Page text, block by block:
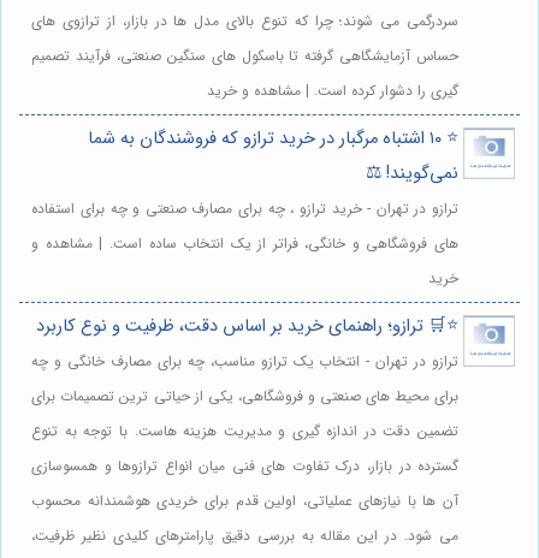
سردرگمی می شوند؛ چرا که تنوع بالای مدل ها در بازار، از ترازوی های
حساس آزمایشگاهی گرفته تا باسکول های سنگین صنعتی، فرآیند تصمیم
گیری را دشوار کرده است. | مشاهده و خرید
⭐️ ۱۰ اشتباه مرگبار در خرید ترازو که فروشندگان به شما
نمی‌گویند! ⚖️
ترازو در تهران - خرید ترازو ، چه برای مصارف صنعتی و چه برای استفاده
های فروشگاهی و خانگی، فراتر از یک انتخاب ساده است. | مشاهده و
خرید
⭐️🛒 ترازو؛ راهنمای خرید بر اساس دقت، ظرفیت و نوع کاربرد
ترازو در تهران - انتخاب یک ترازو مناسب، چه برای مصارف خانگی و چه
برای محیط های صنعتی و فروشگاهی، یکی از حیاتی ترین تصمیمات برای
تضمین دقت در اندازه گیری و مدیریت هزینه هاست. با توجه به تنوع
گسترده در بازار، درک تفاوت های فنی میان انواع ترازوها و همسوسازی
آن ها با نیازهای عملیاتی، اولین قدم برای خریدی هوشمندانه محسوب
می شود. در این مقاله به بررسی دقیق پارامترهای کلیدی نظیر ظرفیت،